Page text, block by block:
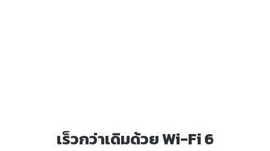
เร็วกว่าเดิมด้วย Wi-Fi 6